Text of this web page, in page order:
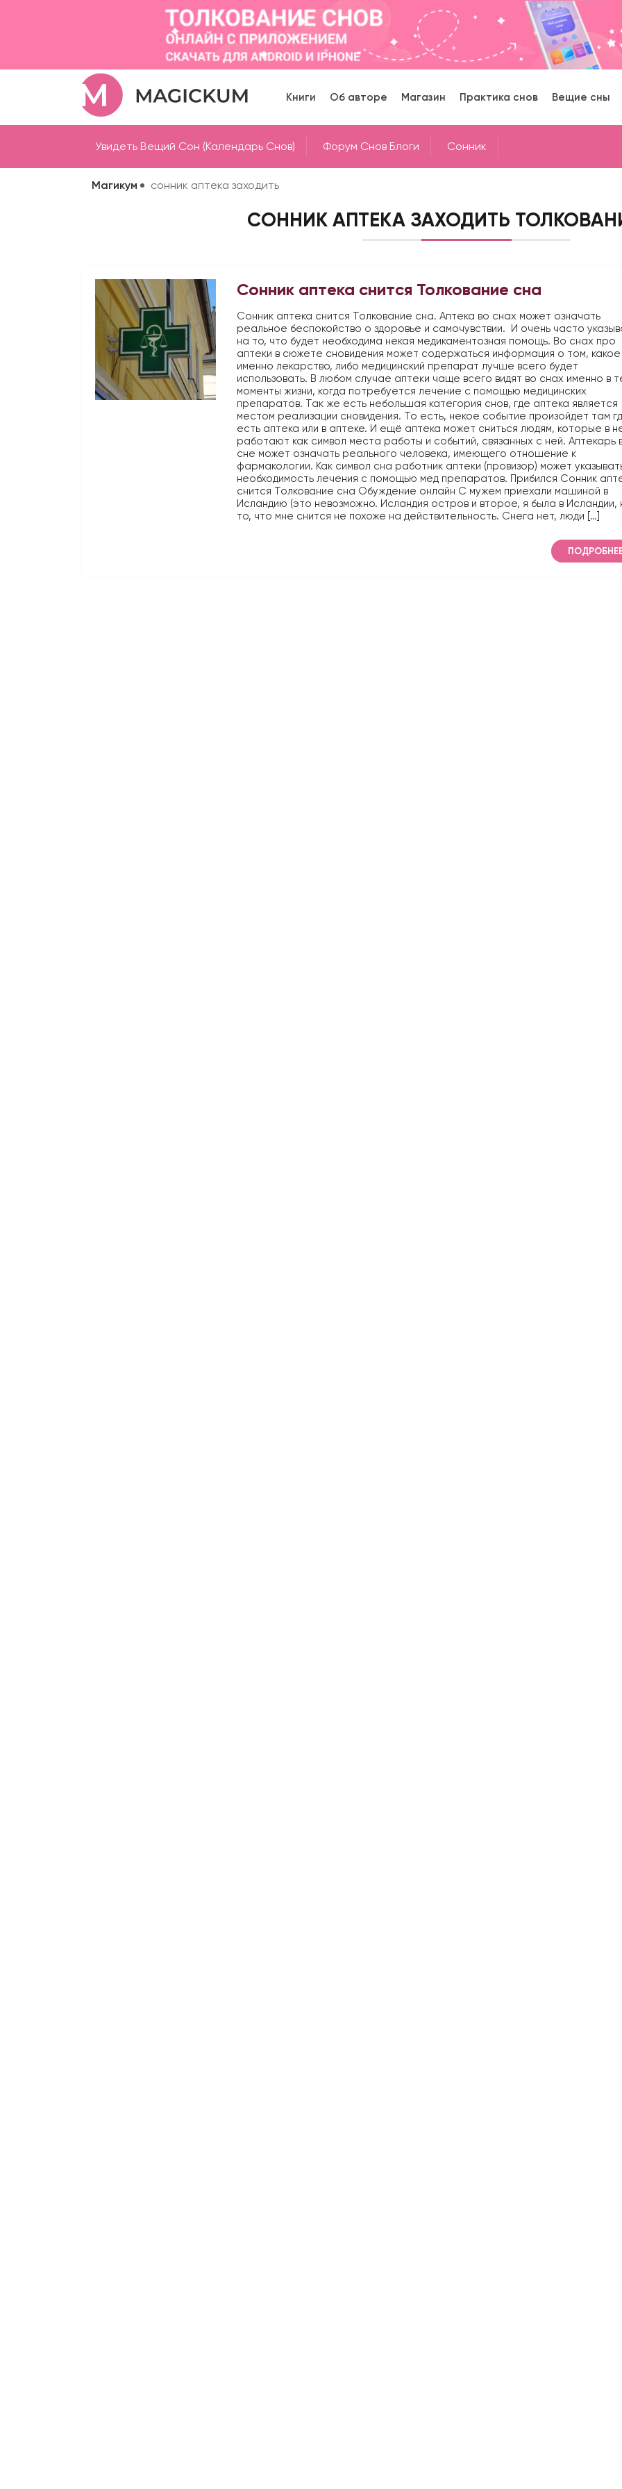
Книги Об авторе Магазин Практика снов Вещие сны
Увидеть Вещий Сон (Календарь Снов) Форум Снов Блоги Cонник
Магикум сонник аптека заходить
СОННИК АПТЕКА ЗАХОДИТЬ
Сонник аптека снится Толкование сна
Сонник аптека снится Толкование сна. Аптека во снах может означать
реальное беспокойство о здоровье и самочувствии. И очень часто
на то, что будет необходима некая медикаментозная помощь. Во снах про
аптеки в сюжете сновидения может содержаться информация о том, какое
именно лекарство, либо медицинский препарат лучше всего будет
использовать. В любом случае аптеки чаще всего видят во снах именно в
моменты жизни, когда потребуется лечение с помощью медицинских
препаратов. Так же есть небольшая категория снов, где аптека является
местом реализации сновидения. То есть, некое событие произойдет там
есть аптека или в аптеке. И ещё аптека может сниться людям, которые в
работают как символ места работы и событий, связанных с ней. Аптекарь
сне может означать реального человека, имеющего отношение к
фармакологии. Как символ сна работник аптеки (провизор) может
необходимость лечения с помощью мед препаратов. Прибился Сонник
снится Толкование сна Обуждение онлайн С мужем приехали машиной в
Исландию (это невозможно. Исландия остров и второе, я была в Исландии,
то, что мне снится не похоже на действительность. Снега нет, люди […]